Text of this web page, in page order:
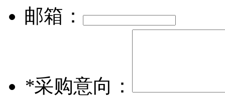
邮箱：
*采购意向：